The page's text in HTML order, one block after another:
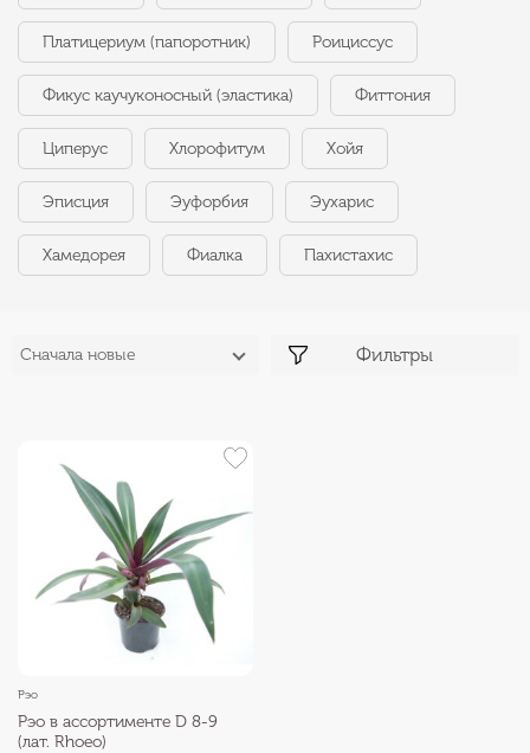
Платицериум (папоротник) Роициссус
Фикус каучуконосный (эластика) Фиттония
Циперус Хлорофитум Хойя
Эписция Эуфорбия Эухарис
Хамедорея Фиалка Пахистахис
Сначала новые Фильтры
Рэо
Рэо в ассортименте D 8-9
(лат. Rhoeo)